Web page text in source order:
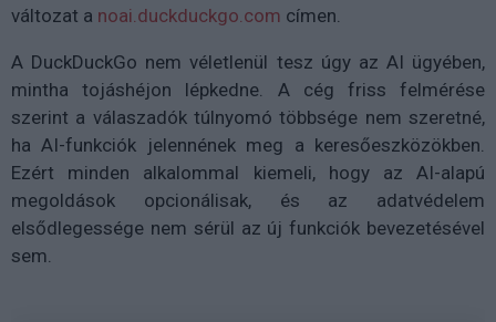
változat a noai.duckduckgo.com címen.
A DuckDuckGo nem véletlenül tesz úgy az AI ügyében,
mintha tojáshéjon lépkedne. A cég friss felmérése
szerint a válaszadók túlnyomó többsége nem szeretné,
ha AI-funkciók jelennének meg a keresőeszközökben.
Ezért minden alkalommal kiemeli, hogy az AI-alapú
megoldások opcionálisak, és az adatvédelem
elsődlegessége nem sérül az új funkciók bevezetésével
sem.